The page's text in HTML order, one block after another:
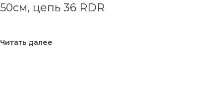
50см, цепь 36 RDR
Читать далее